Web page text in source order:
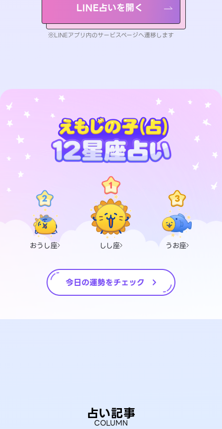
LINE占いを開く
※LINEアプリ内のサービスページへ遷移します
おうし座 しし座 うお座
占い記事
COLUMN